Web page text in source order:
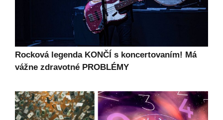
Rocková legenda KONČÍ s koncertovaním! Má
vážne zdravotné PROBLÉMY